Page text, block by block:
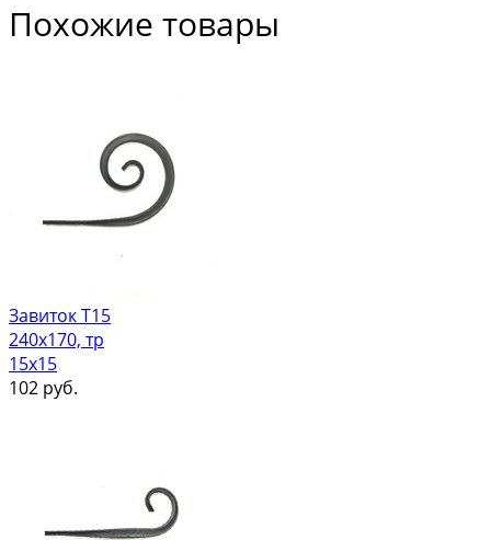
Похожие товары
Завиток Т15
240х170, тр
15х15
102 руб.